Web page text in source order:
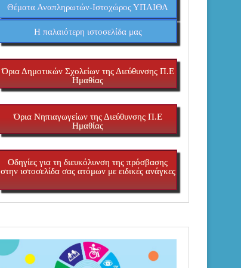
Θέματα Αναπληρωτών-Ιστοχώρος ΥΠΑΙΘΑ
H παλαιότερη ιστοσελίδα μας
Όρια Δημοτικών Σχολείων της Διεύθυνσης Π.Ε
Ημαθίας
Όρια Νηπιαγωγείων της Διεύθυνσης Π.Ε
Ημαθίας
Οδηγίες για τη διευκόλυνση της πρόσβασης
στην ιστοσελίδα σας ατόμων με ειδικές ανάγκες